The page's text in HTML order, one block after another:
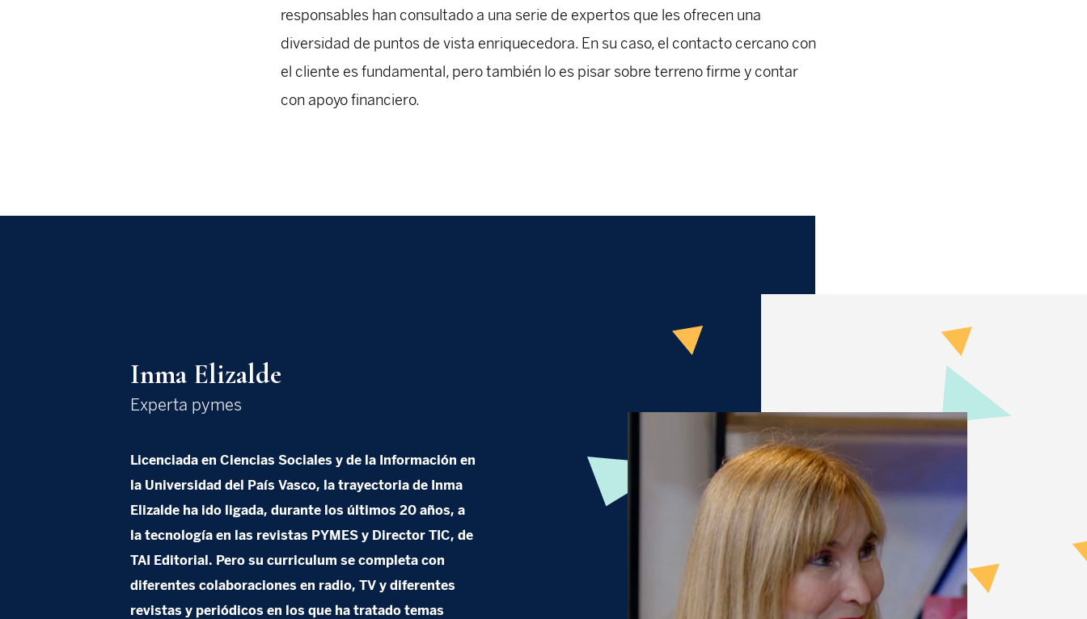
responsables han consultado a una serie de expertos que les ofrecen una
diversidad de puntos de vista enriquecedora. En su caso, el contacto cercano con
el cliente es fundamental, pero también lo es pisar sobre terreno firme y contar
con apoyo financiero.
Inma Elizalde
Experta pymes
Licenciada en Ciencias Sociales y de la Información en
la Universidad del País Vasco, la trayectoria de Inma
Elizalde ha ido ligada, durante los últimos 20 años, a
la tecnología en las revistas PYMES y Director TIC, de
TAI Editorial. Pero su curriculum se completa con
diferentes colaboraciones en radio, TV y diferentes
revistas y periódicos en los que ha tratado temas